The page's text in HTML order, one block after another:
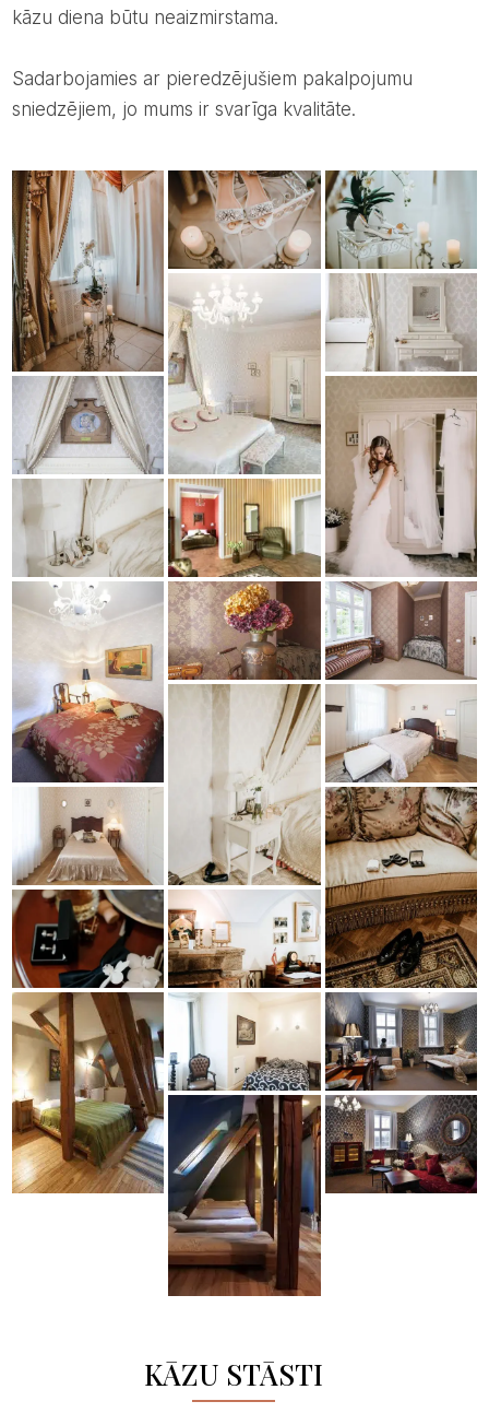
kāzu diena būtu neaizmirstama.
Sadarbojamies ar pieredzējušiem pakalpojumu
sniedzējiem, jo mums ir svarīga kvalitāte.
KĀZU STĀSTI